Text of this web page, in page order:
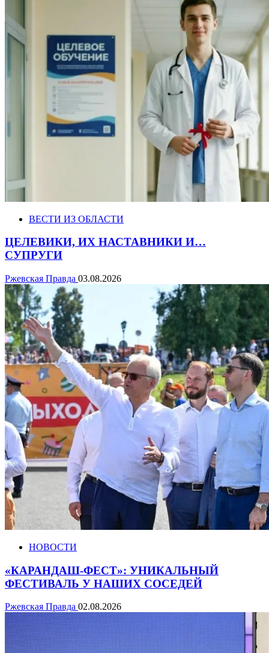
ВЕСТИ ИЗ ОБЛАСТИ
ЦЕЛЕВИКИ, ИХ НАСТАВНИКИ И…
СУПРУГИ
Ржевская Правда 03.08.2026
НОВОСТИ
«КАРАНДАШ-ФЕСТ»: УНИКАЛЬНЫЙ
ФЕСТИВАЛЬ У НАШИХ СОСЕДЕЙ
Ржевская Правда 02.08.2026